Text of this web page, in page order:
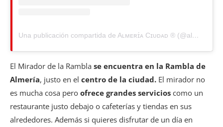
Una publicación compartida de Aʟᴍᴇʀɪ́ᴀ Cɪᴜᴅᴀᴅ ®️ (@almeriaciudad)
El Mirador de la Rambla se encuentra en la Rambla de
Almería, justo en el centro de la ciudad. El mirador no
es mucha cosa pero ofrece grandes servicios como un
restaurante justo debajo o cafeterías y tiendas en sus
alrededores. Además si quieres disfrutar de un día en